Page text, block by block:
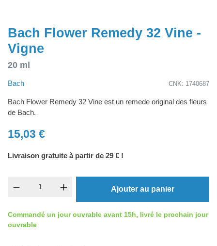
Bach Flower Remedy 32 Vine -
Vigne
20 ml
Bach CNK: 1740687
Bach Flower Remedy 32 Vine est un remede original des fleurs
de Bach.
15,03 €
Livraison gratuite à partir de 29 € !
Quantité de produit : Entrez la quantité
Ajouter au panier
Commandé un jour ouvrable avant 15h, livré le prochain jour
ouvrable